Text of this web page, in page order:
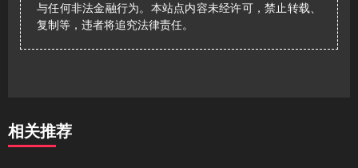
与任何非法金融行为。本站点内容未经许可，禁止转载、
复制等，违者将追究法律责任。
相关推荐